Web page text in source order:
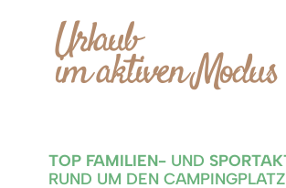
Urlaub
im aktiven Modus
TOP FAMILIEN-UND
RUND UM DEN CAMPINGPLATZ